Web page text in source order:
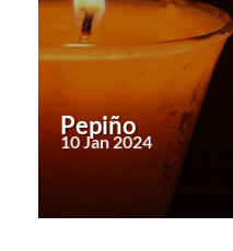
Pepiño
10 Jan 2024